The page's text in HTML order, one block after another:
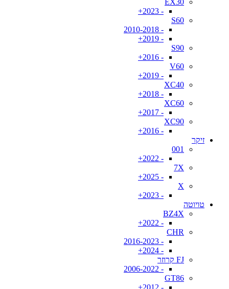
EX30
- 2023+
S60
- 2010-2018
- 2019+
S90
- 2016+
V60
- 2019+
XC40
- 2018+
XC60
- 2017+
XC90
- 2016+
זיקר
001
- 2022+
7X
- 2025+
X
- 2023+
טויוטה
BZ4X
- 2022+
CHR
- 2016-2023
- 2024+
FJ קרוזר
- 2006-2022
GT86
- 2012+